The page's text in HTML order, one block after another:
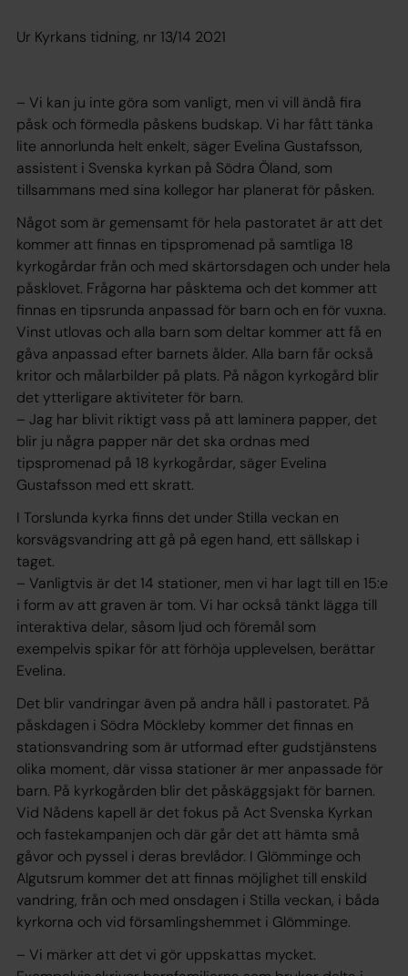
Ur Kyrkans tidning, nr 13/14 2021
– Vi kan ju inte göra som vanligt, men vi vill ändå fira
påsk och förmedla påskens budskap. Vi har fått tänka
lite annorlunda helt enkelt, säger Evelina Gustafsson,
assistent i Svenska kyrkan på Södra Öland, som
tillsammans med sina kollegor har planerat för påsken.
Något som är gemensamt för hela pastoratet är att det
kommer att finnas en tipspromenad på samtliga 18
kyrkogårdar från och med skärtorsdagen och under hela
påsklovet. Frågorna har påsktema och det kommer att
finnas en tipsrunda anpassad för barn och en för vuxna.
Vinst utlovas och alla barn som deltar kommer att få en
gåva anpassad efter barnets ålder. Alla barn får också
kritor och målarbilder på plats. På någon kyrkogård blir
det ytterligare aktiviteter för barn.
– Jag har blivit riktigt vass på att laminera papper, det
blir ju några papper när det ska ordnas med
tipspromenad på 18 kyrkogårdar, säger Evelina
Gustafsson med ett skratt.
I Torslunda kyrka finns det under Stilla veckan en
korsvägsvandring att gå på egen hand, ett sällskap i
taget.
– Vanligtvis är det 14 stationer, men vi har lagt till en 15:e
i form av att graven är tom. Vi har också tänkt lägga till
interaktiva delar, såsom ljud och föremål som
exempelvis spikar för att förhöja upplevelsen, berättar
Evelina.
Det blir vandringar även på andra håll i pastoratet. På
påskdagen i Södra Möckleby kommer det finnas en
stationsvandring som är utformad efter gudstjänstens
olika moment, där vissa stationer är mer anpassade för
barn. På kyrkogården blir det påskäggsjakt för barnen.
Vid Nådens kapell är det fokus på Act Svenska Kyrkan
och fastekampanjen och där går det att hämta små
gåvor och pyssel i deras brevlådor. I Glömminge och
Algutsrum kommer det att finnas möjlighet till enskild
vandring, från och med onsdagen i Stilla veckan, i båda
kyrkorna och vid församlingshemmet i Glömminge.
– Vi märker att det vi gör uppskattas mycket.